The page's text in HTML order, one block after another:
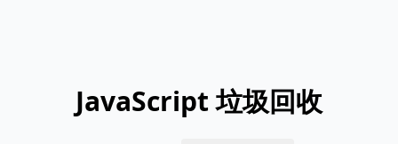
JavaScript 垃圾回收